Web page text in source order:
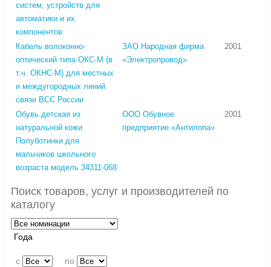
систем, устройств для
автоматики и их
компонентов
Кабель волоконно-
оптический типа ОКС-М (в
т.ч. ОКНС-М) для местных
и междугородных линий
связи ВСС России
ЗАО Народная фирма
«Электропровод»
2001
Обувь детская из
натуральной кожи.
Полуботинки для
мальчиков школьного
возраста модель 34311-068
ООО Обувное
предприятие «Антилопа»
2001
Поиск товаров, услуг и производителей по
каталогу
Года
c по